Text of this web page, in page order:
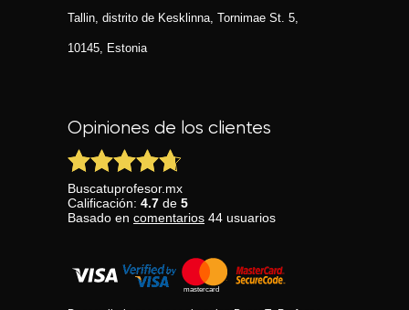
Tallin, distrito de Kesklinna, Tornimаe St. 5,
10145, Estonia
Opiniones de los clientes
Buscatuprofesor.mx
Calificación: 4.7 de 5
Basado en comentarios 44 usuarios